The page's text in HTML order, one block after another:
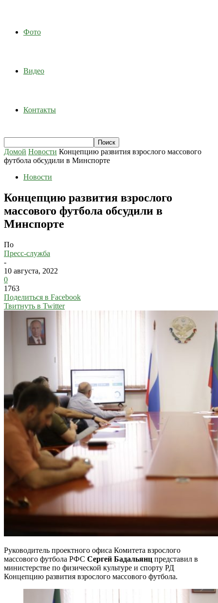
Фото
Видео
Контакты
Домой Новости Концепцию развития взрослого массового
футбола обсудили в Минспорте
Новости
Концепцию развития взрослого
массового футбола обсудили в
Минспорте
По
Пресс-служба
-
10 августа, 2022
0
1763
Поделиться в Facebook
Твитнуть в Twitter
Руководитель проектного офиса Комитета взрослого
массового футбола РФС Сергей Бадальянц представил в
министерстве по физической культуре и спорту РД
Концепцию развития взрослого массового футбола.